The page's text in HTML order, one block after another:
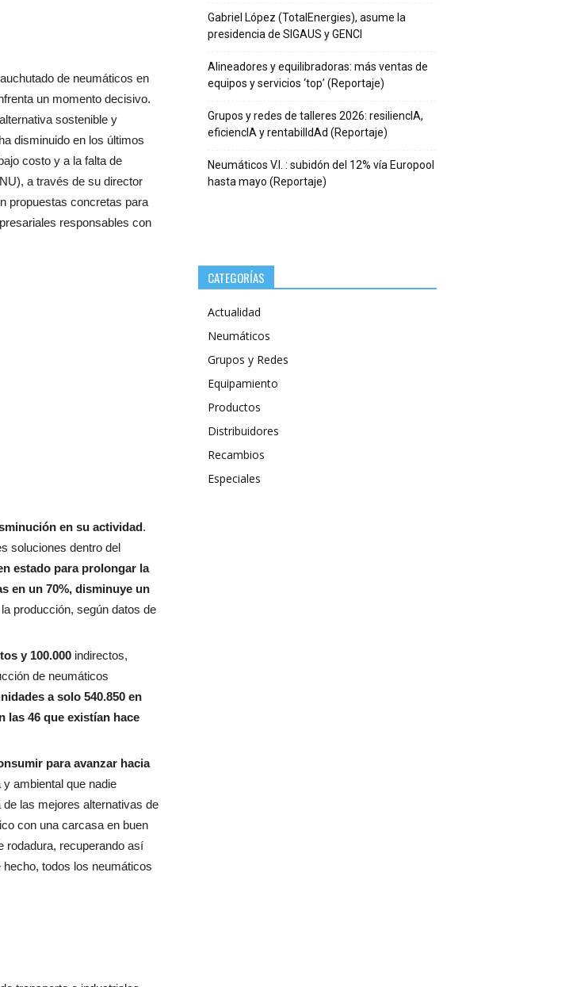
de neumáticos en
un momento decisivo.
sostenible y
disminuido en los últimos
costo y a la falta de
a través de su director
propuestas concretas para
responsables con
en su actividad.
soluciones dentro del
estado para prolongar la
en un 70%, disminuye un
producción, según datos de
y 100.000 indirectos,
de neumáticos
a solo 540.850 en
las 46 que existían hace
para avanzar hacia
ambiental que nadie
las mejores alternativas de
con una carcasa en buen
rodadura, recuperando así
todos los neumáticos
Gabriel López (TotalEnergies), asume la
presidencia de SIGAUS y GENCI
Alineadores y equilibradoras: más ventas de
equipos y servicios ‘top’ (Reportaje)
Grupos y redes de talleres 2026: resiliencIA,
eficiencIA y rentabilIdAd (Reportaje)
Neumáticos V.I. : subidón del 12% vía Europool
hasta mayo (Reportaje)
CATEGORÍAS
Actualidad
Neumáticos
Grupos y Redes
Equipamiento
Productos
Distribuidores
Recambios
Especiales